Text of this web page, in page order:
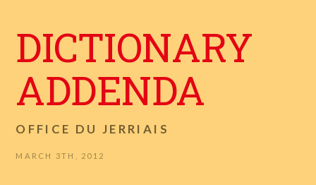
DICTIONARY
ADDENDA
OFFICE DU JERRIAIS
MARCH 3TH, 2012